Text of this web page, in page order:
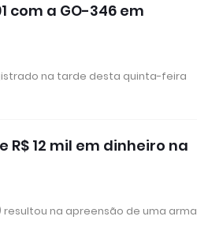
com a GO-346 em
na tarde desta quinta-feira
12 mil em dinheiro na
resultou na apreensão de uma arma